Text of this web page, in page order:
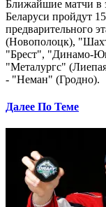
Ближайшие матчи в
Беларуси пройдут
предварительного
(Новополоцк),
"Брест", "Динамо-
"Металургс"
- "Неман" (Гродно).
Далее По Теме